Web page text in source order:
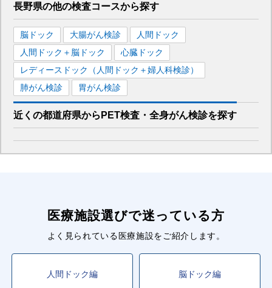
■しなの鉄道線
長野駅
■長野電鉄長野線
長野駅
■北しなの線
長野県の他の検査コースから探す
脳ドック 大腸がん検診
人間ドック
人間ドック＋脳ドック
心臓ドック
レディースドック（人間ドック＋婦人科検診）
肺がん検診
胃がん検診
近くの都道府県から PET検査・全身がん検診を探す
医療施設選びで迷っている方
よく見られている医療施設をご紹介します。
人間ドック編 脳ドック編